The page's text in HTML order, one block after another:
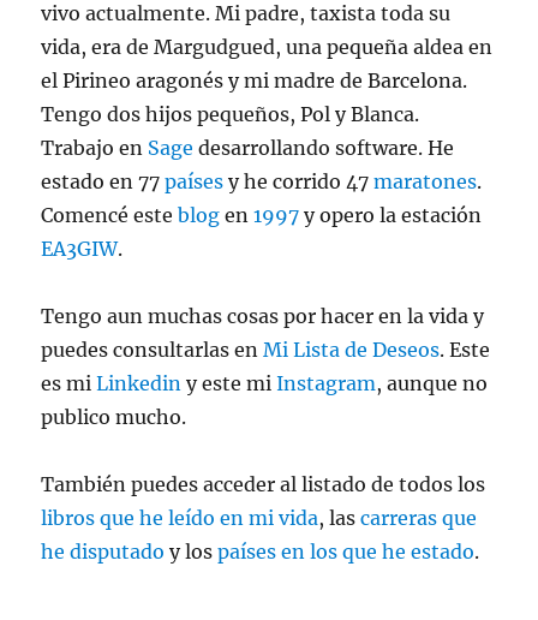
vivo actualmente. Mi padre, taxista toda su
vida, era de Margudgued, una pequeña aldea en
el Pirineo aragonés y mi madre de Barcelona.
Tengo dos hijos pequeños, Pol y Blanca.
Trabajo en Sage desarrollando software. He
estado en 77países y he corrido 47maratones.
Comencé esteblog en1997 y opero la estación
EA3GIW.
Tengo aun muchas cosas por hacer en la vida y
puedes consultarlas enMi Lista de Deseos. Este
es miLinkedin y este miInstagram, aunque no
publico mucho.
También puedes acceder al listado de todos los
libros que he leído en mi vida, lascarreras que
he disputado y lospaíses en los que he estado.